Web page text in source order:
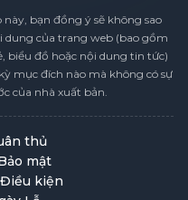
bạn đồng ý sẽ không sao
dung của trang web (bao gồm
biểu đồ hoặc nội dung tin tức)
mục đích nào mà không có sự
của nhà xuất bản.
thủ
mật
kiện